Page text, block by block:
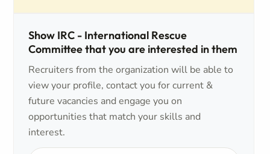
Show IRC - International Rescue
Committee that you are interested in them
Recruiters from the organization will be able to
view your profile, contact you for current &
future vacancies and engage you on
opportunities that match your skills and
interest.